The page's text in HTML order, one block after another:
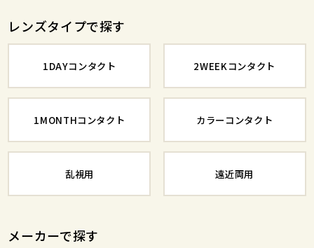
レンズタイプで探す
1DAYコンタクト 2WEEKコンタクト
1MONTHコンタクト カラーコンタクト
乱視用 遠近両用
メーカーで探す